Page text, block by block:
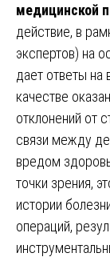
медицинской
действие, в
экспертов) на
дает ответы на
качестве
отклонений от
связи между
вредом
точки зрения,
истории
операций,